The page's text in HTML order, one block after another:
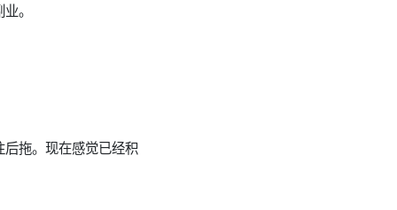
。
拖。现在感觉已经积